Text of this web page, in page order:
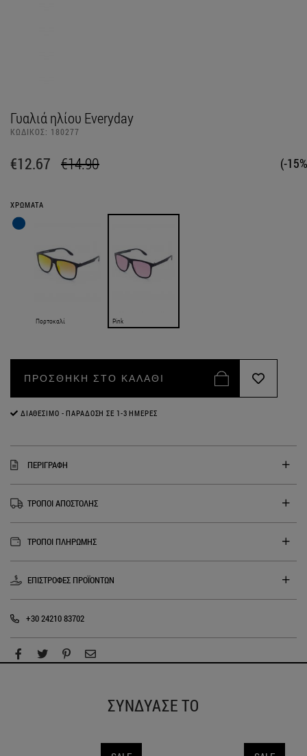
Γυαλιά ηλίου Everyday
ΚΩΔΙΚΟΣ: 180277
€12.67 €14.90 (-
ΧΡΩΜΑΤΑ
Πορτοκαλί Pink
ΠΡΟΣΘΗΚΗ ΣΤΟ ΚΑΛΑΘΙ
ΔΙΑΘΈΣΙΜΟ - ΠΑΡΆΔΟΣΗ ΣΕ 1-3 ΗΜΈΡΕΣ
ΠΕΡΙΓΡΑΦΗ
ΤΡΟΠΟΙ ΑΠΟΣΤΟΛΗΣ
ΤΡΟΠΟΙ ΠΛΗΡΩΜΗΣ
ΕΠΙΣΤΡΟΦΕΣ ΠΡΟΪΟΝΤΩΝ
+30 24210 83702
ΣΥΝΔΥΑΣΕ ΤΟ